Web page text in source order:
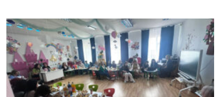
(FOTO)
80
elevi
ai
Școlii
gimnaziale
nr.